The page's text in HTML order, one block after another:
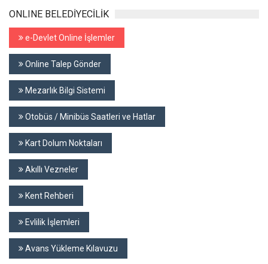
ONLINE BELEDİYECİLİK
e-Devlet Online İşlemler
Online Talep Gönder
Mezarlık Bilgi Sistemi
Otobüs / Minibüs Saatleri ve Hatlar
Kart Dolum Noktaları
Akıllı Vezneler
Kent Rehberi
Evlilik İşlemleri
Avans Yükleme Kılavuzu